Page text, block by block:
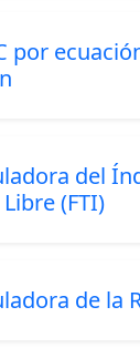
por
del
(FTI)
de la